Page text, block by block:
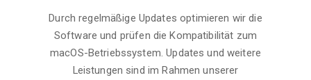
Durch regelmäßige Updates optimieren wir die
Software und prüfen die Kompatibilität zum
macOS-Betriebssystem. Updates und weitere
Leistungen sind im Rahmen unserer